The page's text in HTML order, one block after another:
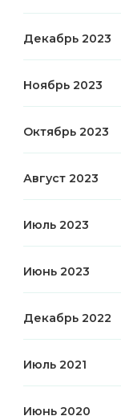
Декабрь 2023
Ноябрь 2023
Октябрь 2023
Август 2023
Июль 2023
Июнь 2023
Декабрь 2022
Июль 2021
Июнь 2020